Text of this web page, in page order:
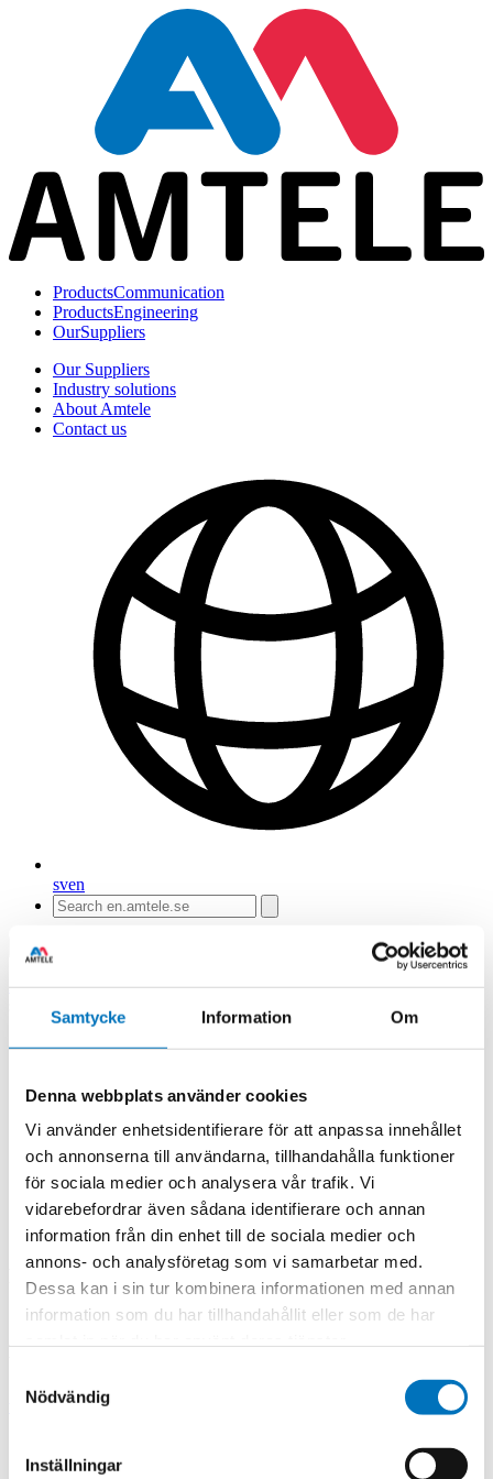
Samtycke Information Om
Denna webbplats använder cookies
Vi använder enhetsidentifierare för att anpassa innehållet
och annonserna till användarna, tillhandahålla funktioner
för sociala medier och analysera vår trafik. Vi
vidarebefordrar även sådana identifierare och annan
information från din enhet till de sociala medier och
annons- och analysföretag som vi samarbetar med.
Dessa kan i sin tur kombinera informationen med annan
information som du har tillhandahållit eller som de har
Nödvändig
Inställningar
ProductsCommunication
ProductsEngineering
OurSuppliers
Our Suppliers
Industry solutions
About Amtele
Contact us
sven
Amtele/Engineering/Pumpar/Peristaltiska pumpar och
Peristaltiska pumpar och sugpumpar
victor.sjogren@amtele.se